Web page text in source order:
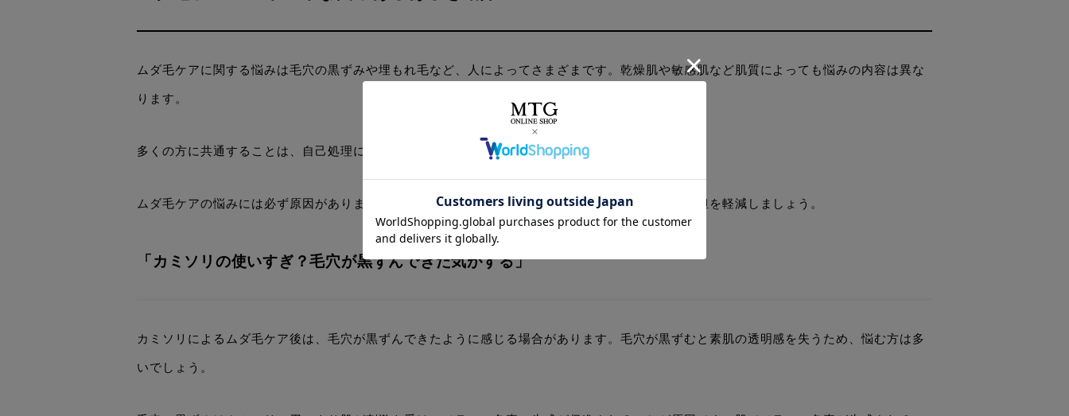
ムダ毛ケアに関する悩みは毛穴の黒ずみや埋もれ毛など、人によってさまざまです。乾燥肌や敏感肌など肌質によっても悩みの内容は異な
ります。
多くの方に共通することは、自己処理に対しての悩みがほとんどである点です。
ムダ毛ケアの悩みには必ず原因があります。悩みごとの原因を知って、ムダ毛ケアによる肌への負担を軽減しましょう。
「カミソリの使いすぎ？毛穴が黒ずんできた気がする」
カミソリによるムダ毛ケア後は、毛穴が黒ずんできたように感じる場合があります。毛穴が黒ずむと素肌の透明感を失うため、悩む方は多
いでしょう。